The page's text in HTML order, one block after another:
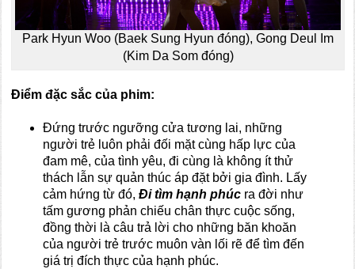
Park Hyun Woo (Baek Sung Hyun đóng), Gong Deul Im
(Kim Da Som đóng)
Điểm đặc sắc của phim:
Đứng trước ngưỡng cửa tương lai, những
người trẻ luôn phải đối mặt cùng hấp lực của
đam mê, của tình yêu, đi cùng là không ít thử
thách lẫn sự quản thúc áp đặt bởi gia đình. Lấy
cảm hứng từ đó,Đi tìm hạnh phúc ra đời như
tấm gương phản chiếu chân thực cuộc sống,
đồng thời là câu trả lời cho những băn khoăn
của người trẻ trước muôn vàn lối rẽ để tìm đến
giá trị đích thực của hạnh phúc.